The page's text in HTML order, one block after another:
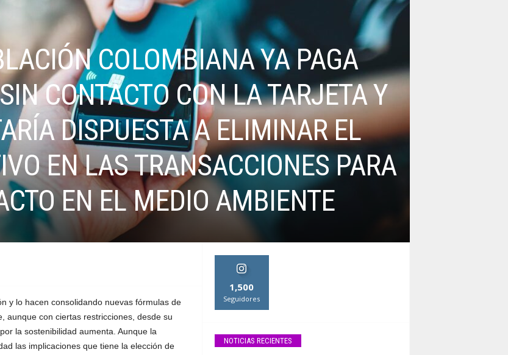
COLOMBIANA YA PAGA
CONTACTO CON LA TARJETA Y
DISPUESTA A ELIMINAR EL
EN LAS TRANSACCIONES PARA
EN EL MEDIO AMBIENTE
y lo hacen consolidando nuevas fórmulas de
aunque con ciertas restricciones, desde su
la sostenibilidad aumenta. Aunque la
las implicaciones que tiene la elección de
1,500
Seguidores
NOTICIAS RECIENTES